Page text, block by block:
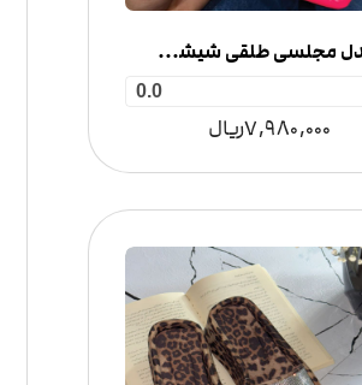
صندل مجلسی طلقی شیشه ای
0.0
7,980,000ریال